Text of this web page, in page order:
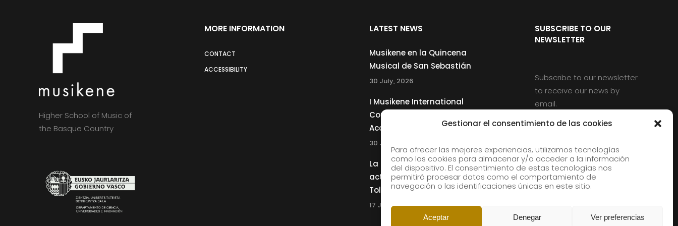
Gestionar el consentimiento de las cookies
Para ofrecer las mejores experiencias, utilizamos tecnologías
como las cookies para almacenar y/o acceder a la información
del dispositivo. El consentimiento de estas tecnologías nos
permitirá procesar datos como el comportamiento de
navegación o las identificaciones únicas en este sitio.
Aceptar Denegar Ver preferencias
Higher School of Music of
the Basque Country
MORE INFORMATION
CONTACT
ACCESSIBILITY
LATEST NEWS
Musikene en la Quincena
Musical de San Sebastián
30 July, 2026
I Musikene International
Competition for Young
Accordionists
30 July, 2026
La Musikene Big Band
actuará junto a Charles
Tolliver en el 61 Jazzaldia
17 July, 2026
SUBSCRIBE TO OUR
NEWSLETTER
Subscribe to our newsletter
to receive our news by
email.